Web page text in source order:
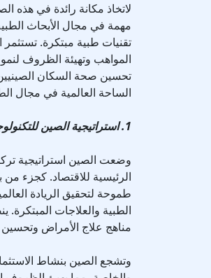
لاتخاذ مكانة رائدة في هذه
مهمة في مجال الأبحاث
تقنيات طبية مبتكرة.
المواهب وتهيئة الظروف
تحسين صحة السكان
الساحة العالمية في مجال
1. استراتيجية الصين للتكنولوجيا الحيوية والطب
وضعت الصين استراتيجية
الرئيسية للاقتصاد. كجزء
طموحة لتحقيق الريادة
الطبية والعلاجات
مناهج علاج الأمراض وتحسين
وتشجع الصين بنشاط